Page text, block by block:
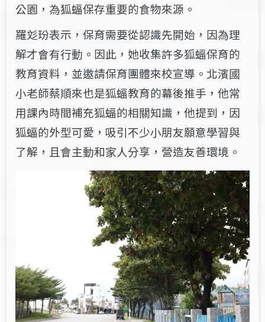
公園，為狐蝠保存重要的食物來源。
羅彣玢表示，保育需要從認識先開始，因為理
解才會有行動。因此，她收集許多狐蝠保育的
教育資料，並邀請保育團體來校宣導。北濱國
小老師蔡順來也是狐蝠教育的幕後推手，他常
用課內時間補充狐蝠的相關知識，他提到，因
狐蝠的外型可愛，吸引不少小朋友願意學習與
了解，且會主動和家人分享，營造友善環境。